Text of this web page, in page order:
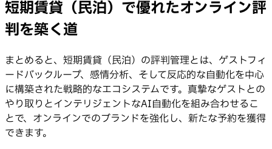
短期賃貸（民泊）で優れたオンライン評
判を築く道
まとめると、短期賃貸（民泊）の評判管理とは、ゲストフィ
ードバックループ、感情分析、そして反応的な自動化を中心
に構築された戦略的なエコシステムです。真摯なゲストとの
やり取りとインテリジェントなAI自動化を組み合わせるこ
とで、オンラインでのブランドを強化し、新たな予約を獲得
できます。